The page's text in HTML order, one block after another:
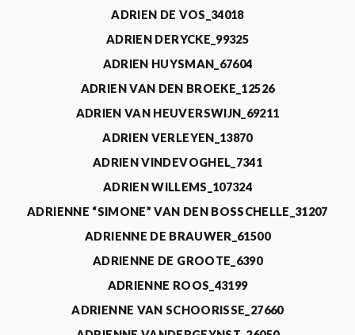
ADRIEN DE VOS_34018
ADRIEN DERYCKE_99325
ADRIEN HUYSMAN_67604
ADRIEN VAN DEN BROEKE_12526
ADRIEN VAN HEUVERSWIJN_69211
ADRIEN VERLEYEN_13870
ADRIEN VINDEVOGHEL_7341
ADRIEN WILLEMS_107324
ADRIENNE “SIMONE” VAN DEN BOSSCHELLE_31207
ADRIENNE DE BRAUWER_61500
ADRIENNE DE GROOTE_6390
ADRIENNE ROOS_43199
ADRIENNE VAN SCHOORISSE_27660